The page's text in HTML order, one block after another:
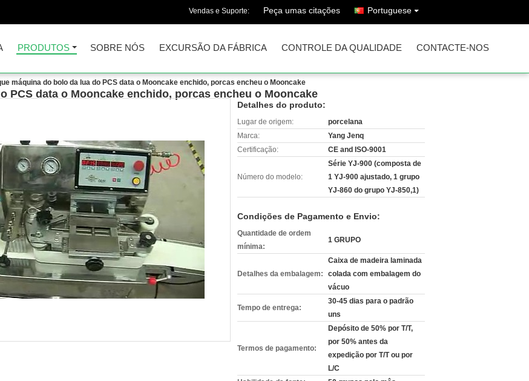
Vendas e Suporte: Peça umas citações Portuguese
PRODUTOS SOBRE NÓS EXCURSÃO DA FÁBRICA CONTROLE DA QUALIDADE CONTACTE-NOS
máquina do bolo da lua do PCS data o Mooncake enchido, porcas encheu o Mooncake
PCS data o Mooncake enchido, porcas encheu o Mooncake
Detalhes do produto:
Lugar de origem:
porcelana
Marca:
Yang Jenq
Certificação:
CE and ISO-9001
Número do modelo:
Série YJ-900 (composta de
1 YJ-900 ajustado, 1 grupo
YJ-860 do grupo YJ-850,1)
Condições de Pagamento e Envio:
Quantidade de ordem
mínima:
1 GRUPO
Detalhes da embalagem:
Caixa de madeira laminada
colada com embalagem do
vácuo
Tempo de entrega:
30-45 dias para o padrão
uns
Termos de pagamento:
Depósito de 50% por T/T,
por 50% antes da
expedição por T/T ou por
L/C